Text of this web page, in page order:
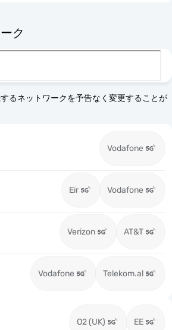
ク
るネットワークを予告なく変更することが
Vodafone
Eir Vodafone
Verizon AT&T
Vodafone Telekom.al
O2 (UK) EE